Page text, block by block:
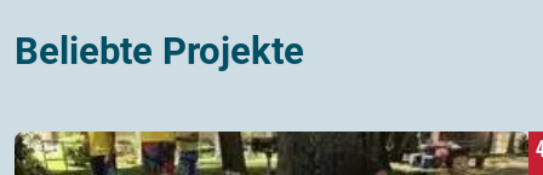
Beliebte Projekte